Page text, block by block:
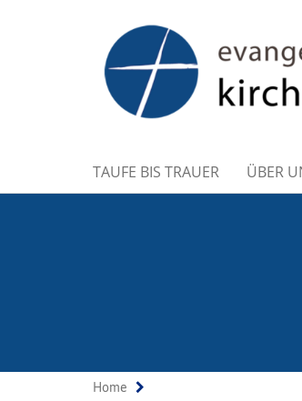
TAUFE BIS TRAUER ÜBER
Home